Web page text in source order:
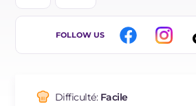
IT
ES
FOLLOW US
Difficulté: Facile